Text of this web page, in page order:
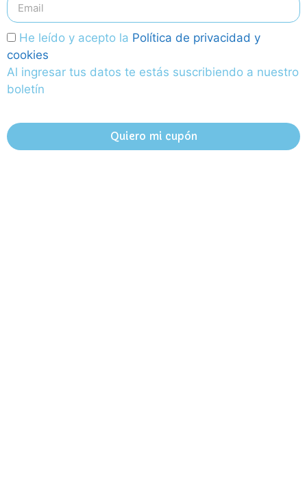
He leído y acepto la Política de privacidad y
cookies
Al ingresar tus datos te estás suscribiendo a nuestro
boletín
Quiero mi cupón